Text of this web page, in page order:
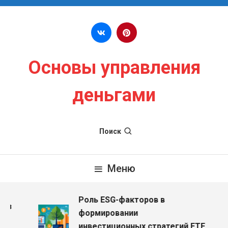
Перейти к содержимому
Основы управления
деньгами
Поиск
Меню
Роль ESG-факторов в
формировании